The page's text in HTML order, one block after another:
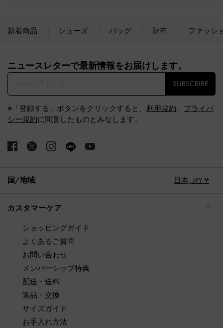
新着商品 シューズ バッグ 財布 ファッシ
ニュースレターで最新情報をお届けします。​
SUBSCRIBE
※「登録する」ボタンをクリックすると、 利用規約、 プライバ
シー規約に同意したものとみなします。
国/地域: 日本, JPY ¥
カスタマーケア
ショッピングガイド
よくあるご質問
お問い合わせ
メンバーシップ特典
配送・送料
返品・交換
サイズガイド
お手入れ方法